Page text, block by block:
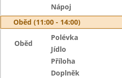
Nápoj
Oběd (11:00 - 14:00)
Oběd
Polévka
Jídlo
Příloha
Doplněk